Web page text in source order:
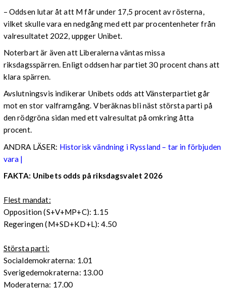
– Oddsen lutar åt att M får under 17,5 procent av rösterna,
vilket skulle vara en nedgång med ett par procentenheter från
valresultatet 2022, uppger Unibet.
Noterbart är även att Liberalerna väntas missa
riksdagsspärren. Enligt oddsen har partiet 30 procent chans att
klara spärren.
Avslutningsvis indikerar Unibets odds att Vänsterpartiet går
mot en stor valframgång. V beräknas bli näst största parti på
den rödgröna sidan med ett valresultat på omkring åtta
procent.
ANDRA LÄSER: Historisk vändning i Ryssland – tar in förbjuden
vara |
FAKTA: Unibets odds på riksdagsvalet 2026
Flest mandat:
Opposition (S+V+MP+C): 1.15
Regeringen (M+SD+KD+L): 4.50
Största parti:
Socialdemokraterna: 1.01
Sverigedemokraterna: 13.00
Moderaterna: 17.00